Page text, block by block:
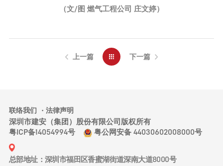
（文/图 燃气工程公司 庄文婷）
上一篇 下一篇
联络我们 法律声明
深圳市建安（集团）股份有限公司版权所有
粤ICP备14054994号
粤公网安备 44030602008000号
总部地址：深圳市福田区香蜜湖街道深南大道8000号